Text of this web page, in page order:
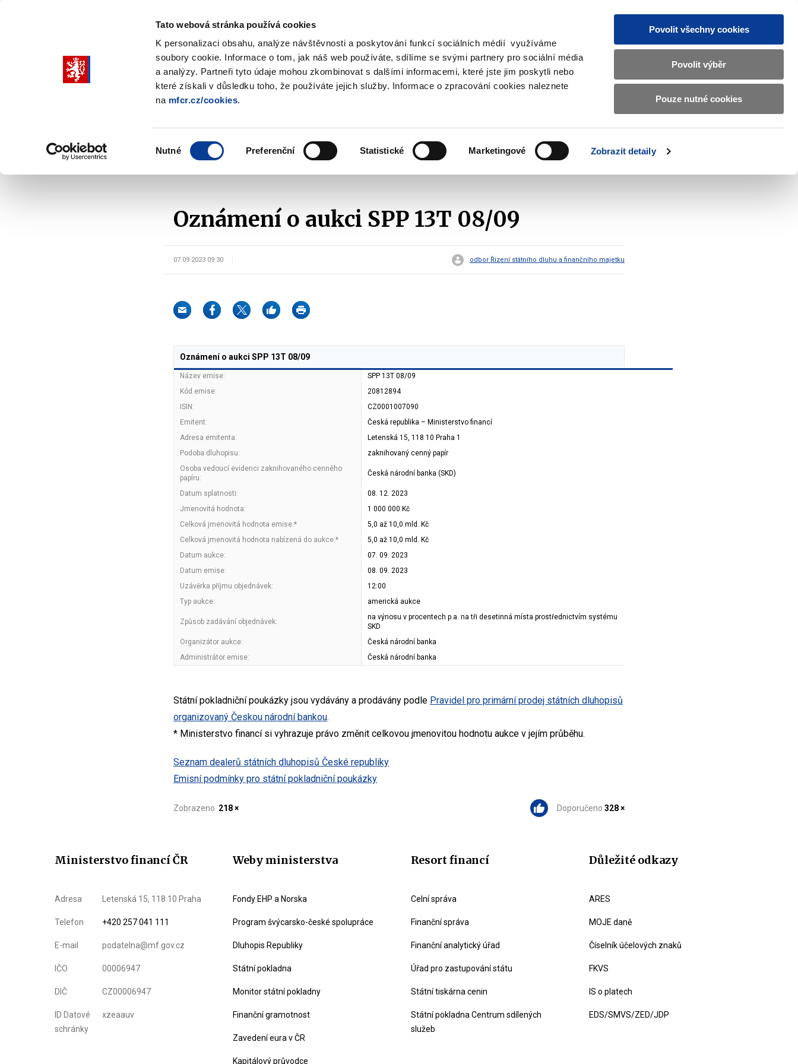
Tato webová stránka používá cookies
K personalizaci obsahu, analýze návštěvnosti a poskytování funkcí sociálních médií využíváme
soubory cookie. Informace o tom, jak náš web používáte, sdílíme se svými partnery pro sociální média
a analýzy. Partneři tyto údaje mohou zkombinovat s dalšími informacemi, které jste jim poskytli nebo
které získali v důsledku toho, že používáte jejich služby. Informace o zpracování cookies naleznete
na mfcr.cz/cookies.
Nutné Preferenční Statistické Marketingové Zobrazit detaily
Povolit všechny cookies
Povolit výběr
Pouze nutné cookies
Vyhledat
CZ EN
Základní
informace
o
Ministerstvu
financí
submenu
submenu
politika
submenu
submenu
účetnictví
submenu
EU
submenu
Řízení státního dluhu Emise státních dluhopisů Oznámení o aukci SPP Oznámení o aukci SPP 13T 08/09
Oznámení o aukci SPP 13T 08/09
07.09.2023 09:30 odbor Řízení státního dluhu a finančního majetku
Oznámení o aukci SPP 13T 08/09
Název emise:
SPP 13T 08/09
Kód emise:
20812894
ISIN:
CZ0001007090
Emitent:
Česká republika – Ministerstvo financí
Adresa emitenta:
Letenská 15, 118 10 Praha 1
Podoba dluhopisu:
zaknihovaný cenný papír
Osoba vedoucí evidenci zaknihovaného cenného
papíru:
Česká národní banka (SKD)
Datum splatnosti:
08. 12. 2023
Jmenovitá hodnota:
1 000 000 Kč
Celková jmenovitá hodnota emise:*
5,0 až 10,0 mld. Kč
Celková jmenovitá hodnota nabízená do aukce:*
5,0 až 10,0 mld. Kč
Datum aukce:
07. 09. 2023
Datum emise:
08. 09. 2023
Uzávěrka příjmu objednávek:
12:00
Typ aukce:
americká aukce
Způsob zadávání objednávek:
na výnosu v procentech p.a. na tři desetinná místa prostřednictvím systému
SKD
Organizátor aukce:
Česká národní banka
Administrátor emise:
Česká národní banka
Státní pokladniční poukázky jsou vydávány a prodávány podle Pravidel pro primární prodej státních dluhopisů
organizovaný Českou národní bankou.
* Ministerstvo financí si vyhrazuje právo změnit celkovou jmenovitou hodnotu aukce v jejím průběhu.
Seznam dealerů státních dluhopisů České republiky
Emisní podmínky pro státní pokladniční poukázky
Zobrazeno 218 × Doporučeno 328 ×
Ministerstvo financí ČR
Adresa Letenská 15, 118 10 Praha
Telefon +420 257 041 111
E-mail podatelna@mf.gov.cz
IČO 00006947
DIČ CZ00006947
ID Datové
schránky
xzeaauv
Weby ministerstva
Fondy EHP a Norska
Program švýcarsko-české spolupráce
Dluhopis Republiky
Státní pokladna
Monitor státní pokladny
Finanční gramotnost
Zavedení eura v ČR
Kapitálový průvodce
Resort financí
Celní správa
Finanční správa
Finanční analytický úřad
Úřad pro zastupování státu
Státní tiskárna cenin
Státní pokladna Centrum sdílených
služeb
Důležité odkazy
ARES
MOJE daně
Číselník účelových znaků
FKVS
IS o platech
EDS/SMVS/ZED/JDP